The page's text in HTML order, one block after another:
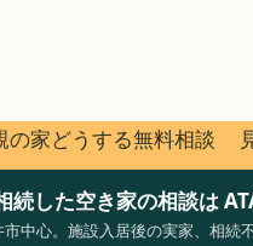
の家どうする無料相談
続した空き家の相談は
中心。施設入居後の実家、相続